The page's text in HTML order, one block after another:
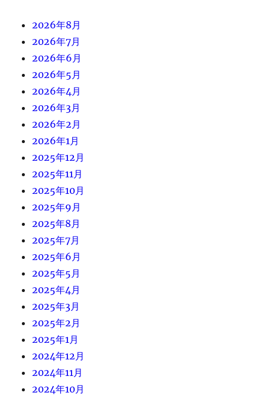
2026年8月
2026年7月
2026年6月
2026年5月
2026年4月
2026年3月
2026年2月
2026年1月
2025年12月
2025年11月
2025年10月
2025年9月
2025年8月
2025年7月
2025年6月
2025年5月
2025年4月
2025年3月
2025年2月
2025年1月
2024年12月
2024年11月
2024年10月